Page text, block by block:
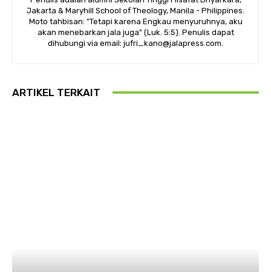
Jakarta & Maryhill School of Theology, Manila - Philippines.
Moto tahbisan: "Tetapi karena Engkau menyuruhnya, aku
akan menebarkan jala juga" (Luk. 5:5). Penulis dapat
dihubungi via email: jufri_kano@jalapress.com.
ARTIKEL TERKAIT